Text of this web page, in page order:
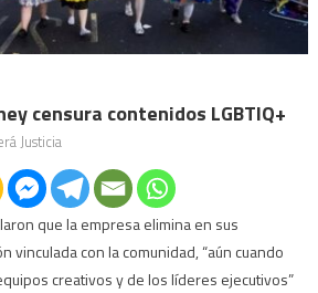
censura contenidos LGBTIQ+
Justicia
que la empresa elimina en sus
vinculada con la comunidad, “aún cuando
creativos y de los líderes ejecutivos”